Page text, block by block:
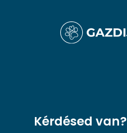
Kérdésed van?